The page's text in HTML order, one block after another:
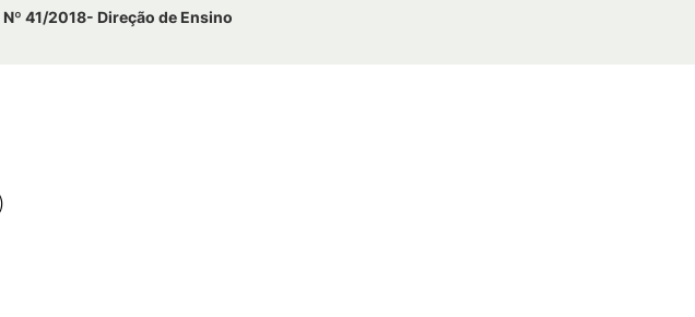
Nº 41/2018- Direção de Ensino